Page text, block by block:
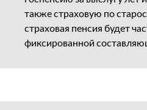
также страховую по
страховая пенсия будет
фиксированной